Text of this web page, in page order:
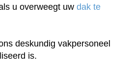
u overweegt uw dak te
deskundig vakpersoneel
is.